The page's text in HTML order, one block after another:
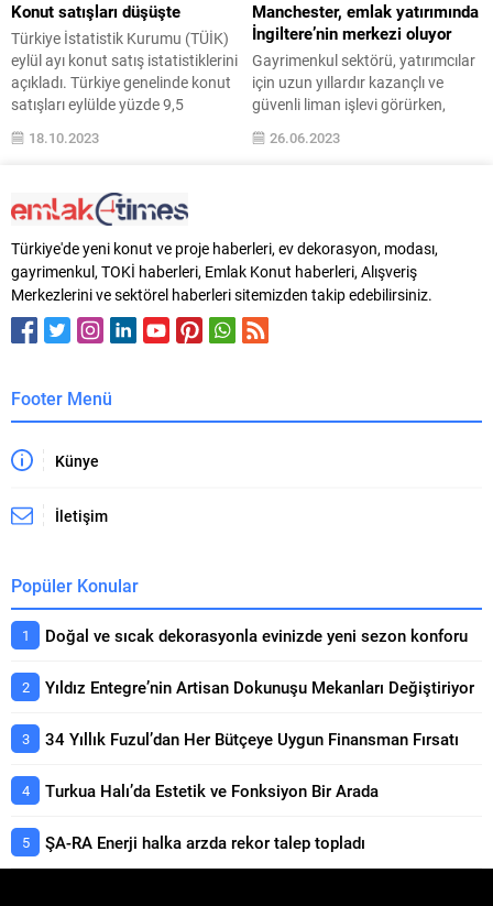
Ali’de yer alan 750...
Konut satışları düşüşte
Türkiye İstatistik Kurumu (TÜİK)
eylül ayı konut satış istatistiklerini
açıkladı. Türkiye genelinde konut
satışları eylülde yüzde 9,5
azalarak 102 bin 656 olarak
gerçekleşti. 9 aylık dönemde
satışlarında İstanbul 15 bin 247
konut satışı ve yüzde 14,9 ile en
sayılarına göre İstanbul’u 9 bin...
18.10.2023
Manchester, emlak yatırımında
İngiltere’nin merkezi oluyor
Gayrimenkul sektörü, yatırımcılar
için uzun yıllardır kazançlı ve
güvenli liman işlevi görürken,
İngiltere’de emlak yatırımı
yapacakların rotası değişiyor.
beşe giremeyerek yerini birinci
sıraya yerleşen Manchester’a
bıraktı. Tüm dünyada pandemi ile
birlikte fiyat noktasında yukarı...
26.06.2023
Türkiye'de yeni konut ve proje haberleri, ev dekorasyon, modası,
gayrimenkul, TOKİ haberleri, Emlak Konut haberleri, Alışveriş
Merkezlerini ve sektörel haberleri sitemizden takip edebilirsiniz.
Footer Menü
Künye
İletişim
Popüler Konular
Doğal ve sıcak dekorasyonla evinizde yeni sezon konforu
Yıldız Entegre’nin Artisan Dokunuşu Mekanları Değiştiriyor
34 Yıllık Fuzul’dan Her Bütçeye Uygun Finansman Fırsatı
Turkua Halı’da Estetik ve Fonksiyon Bir Arada
ŞA-RA Enerji halka arzda rekor talep topladı